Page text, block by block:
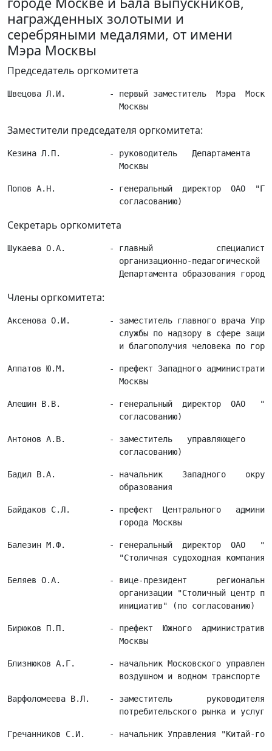
награжденных золотыми и
серебряными медалями, от имени
Мэра Москвы
Председатель оргкомитета
Швецова Л.И.         - первый заместитель  Мэра
Заместители председателя оргкомитета:
Кезина Л.П.          - руководитель   Департамента
Попов А.Н.           - генеральный  директор  ОАО
Секретарь оргкомитета
Шукаева О.А.         - главный
организационно-педагогической
Члены оргкомитета:
Аксенова О.И.        - заместитель главного врача
службы по надзору в сфере
Алпатов Ю.М.         - префект Западного
Алешин В.В.          - генеральный  директор  ОАО
Антонов А.В.         - заместитель   управляющего
Бадил В.А.           - начальник    Западного
Байдаков С.Л.        - префект  Центрального
Балезин М.Ф.         - генеральный  директор  ОАО
Беляев О.А.          - вице-президент
организации "Столичный центр
Бирюков П.П.         - префект  Южного
Близнюков А.Г.       - начальник Московского
Варфоломеева В.Л.    - заместитель